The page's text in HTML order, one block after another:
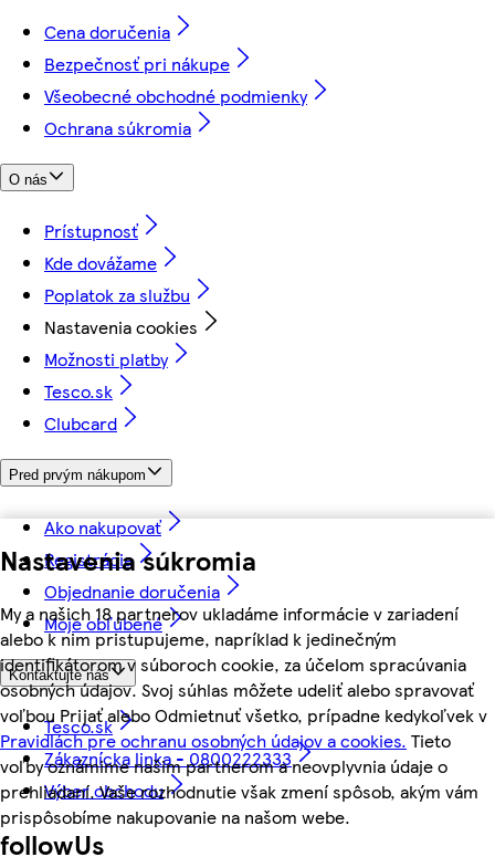
Nastavenia súkromia
My a našich 18 partnerov ukladáme informácie v zariadení
alebo k nim pristupujeme, napríklad k jedinečným
identifikátorom v súboroch cookie, za účelom spracúvania
osobných údajov. Svoj súhlas môžete udeliť alebo spravovať
voľbou Prijať alebo Odmietnuť všetko, prípadne kedykoľvek v
Pravidlách pre ochranu osobných údajov a cookies. Tieto
voľby oznámime našim partnerom a neovplyvnia údaje o
prehliadaní. Vaše rozhodnutie však zmení spôsob, akým vám
prispôsobíme nakupovanie na našom webe.
Cena doručenia
Bezpečnosť pri nákupe
Všeobecné obchodné podmienky
Ochrana súkromia
O nás
Prístupnosť
Kde dovážame
Poplatok za službu
Nastavenia cookies
Možnosti platby
Tesco.sk
Clubcard
Pred prvým nákupom
Ako nakupovať
Registrácia
Objednanie doručenia
Moje obľúbené
Kontaktujte nás
Tesco.sk
Zákaznícka linka - 0800222333
Výber obchodu
followUs